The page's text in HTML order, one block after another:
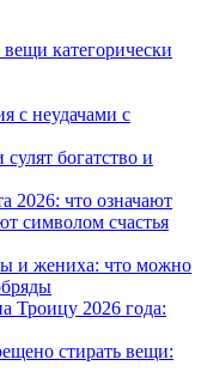
категорически
с неудачами с
богатство и
2026: что означают
символом счастья
и жениха: что можно
Троицу 2026 года:
стирать вещи: